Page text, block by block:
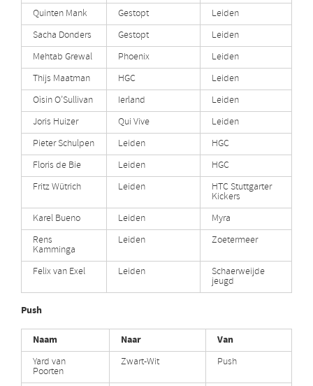
Quinten Mank Gestopt
Leiden
Sacha Donders
Gestopt
Leiden
Mehtab Grewal
Phoenix
Leiden
Thijs Maatman
HGC
Leiden
Oìsin O’Sullivan
Ierland
Leiden
Joris Huizer
Qui Vive
Leiden
Pieter Schulpen
Leiden
HGC
Floris de Bie
Leiden
HGC
Fritz Wütrich
Leiden HTC Stuttgarter
Kickers
Karel Bueno
Leiden
Myra
Rens
Kamminga
Leiden Zoetermeer
Felix van Exel Leiden Schaerweijde
jeugd
Push
Naam Naar Van
Yard van
Poorten
Zwart-Wit Push